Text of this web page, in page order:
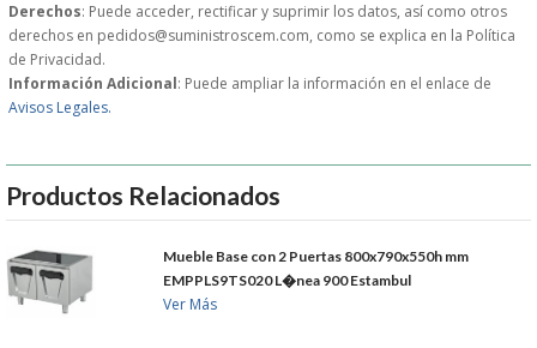
CONDICIONES DE COMPRA
GARANTIAS Y
DEVOLUCIONES
AVISO LEGAL
POL�TICA DE PRIVACIDAD
Derechos: Puede acceder, rectificar y suprimir los datos, así como otros
derechos en pedidos@suministroscem.com, como se explica en la Política
de Privacidad.
Información Adicional: Puede ampliar la información en el enlace de
Avisos Legales.
Productos Relacionados
Mueble Base con 2 Puertas 800x790x550h mm
EMPPLS9TS020 L�nea 900 Estambul
Ver Más